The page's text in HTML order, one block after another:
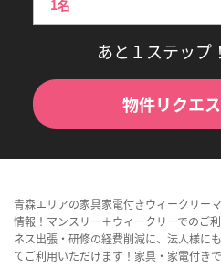
あと１ステップ
物件リクエ
青森エリアの家具家電付きウィークリー
情報！マンスリー＋ウィークリーでのご
ネス出張・研修の経費削減に、法人様に
てご利用いただけます！家具・家電付き